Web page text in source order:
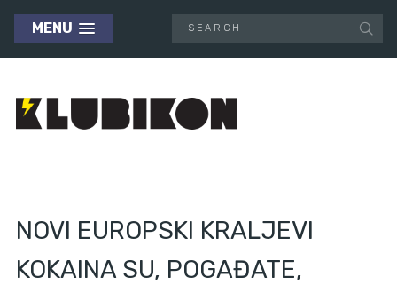
MENU
NOVI EUROPSKI KRALJEVI
KOKAINA SU, POGAĐATE,